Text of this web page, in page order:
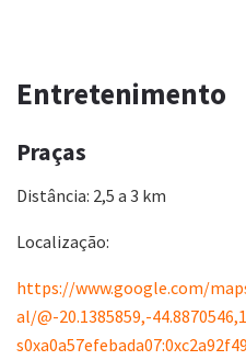
Entretenimento
Praças
Distância: 2,5 a 3 km
Localização:
https://www.google.com/
al/@-20.1385859,-